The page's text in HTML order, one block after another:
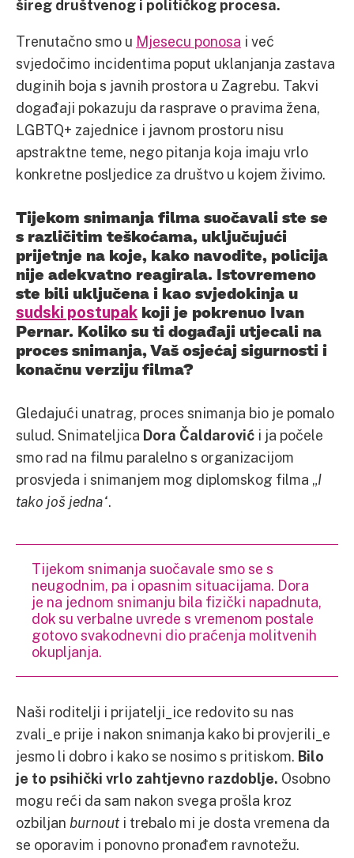
šireg društvenog i političkog procesa.
Trenutačno smo u Mjesecu ponosa i već
svjedočimo incidentima poput uklanjanja zastava
duginih boja s javnih prostora u Zagrebu. Takvi
događaji pokazuju da rasprave o pravima žena,
LGBTQ+ zajednice i javnom prostoru nisu
apstraktne teme, nego pitanja koja imaju vrlo
konkretne posljedice za društvo u kojem živimo.
Tijekom snimanja filma suočavali ste se
s različitim teškoćama, uključujući
prijetnje na koje, kako navodite, policija
nije adekvatno reagirala. Istovremeno
ste bili uključena i kao svjedokinja u
sudski postupak koji je pokrenuo Ivan
Pernar. Koliko su ti događaji utjecali na
proces snimanja, Vaš osjećaj sigurnosti i
konačnu verziju filma?
Gledajući unatrag, proces snimanja bio je pomalo
sulud. Snimateljica Dora Čaldarović i ja počele
smo rad na filmu paralelno s organizacijom
prosvjeda i snimanjem mog diplomskog filma „I
tako još jedna“.
Tijekom snimanja suočavale smo se s
neugodnim, pa i opasnim situacijama. Dora
je na jednom snimanju bila fizički napadnuta,
dok su verbalne uvrede s vremenom postale
gotovo svakodnevni dio praćenja molitvenih
okupljanja.
Naši roditelji i prijatelji_ice redovito su nas
zvali_e prije i nakon snimanja kako bi provjerili_e
jesmo li dobro i kako se nosimo s pritiskom. Bilo
je to psihički vrlo zahtjevno razdoblje. Osobno
mogu reći da sam nakon svega prošla kroz
ozbiljan burnout i trebalo mi je dosta vremena da
se oporavim i ponovno pronađem ravnotežu.